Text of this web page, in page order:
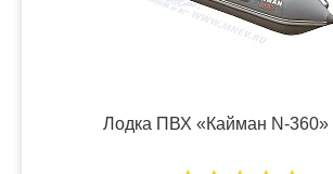
Лодка ПВХ «Кайман N-